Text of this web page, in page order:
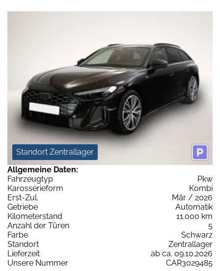
Standort Zentrallager
Allgemeine Daten:
Fahrzeugtyp
Pkw
Karosserieform
Kombi
Erst-Zul.
Mär / 2026
Getriebe
Automatik
Kilometerstand
11.000 km
Anzahl der Türen
5
Farbe
Schwarz
Standort
Zentrallager
Lieferzeit
ab ca. 09.10.2026
Unsere Nummer
CAR3029485